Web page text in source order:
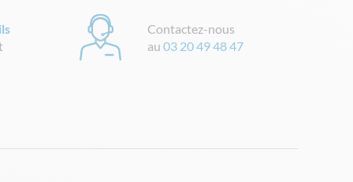
Contactez-nous
au 03 20 49 48 47